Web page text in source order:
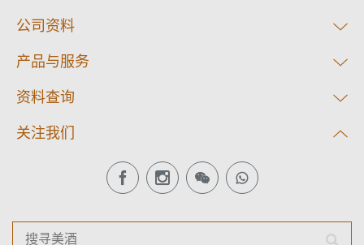
公司资料
产品与服务
资料查询
关注我们